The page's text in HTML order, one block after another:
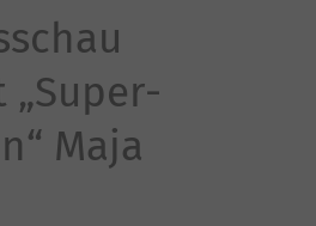
Maja